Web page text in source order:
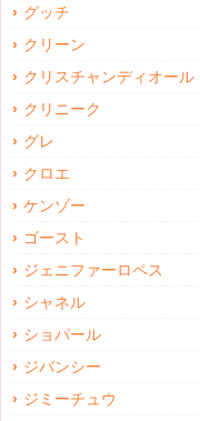
グッチ
クリーン
クリスチャンディオール
クリニーク
グレ
クロエ
ケンゾー
ゴースト
ジェニファーロペス
シャネル
ショパール
ジバンシー
ジミーチュウ